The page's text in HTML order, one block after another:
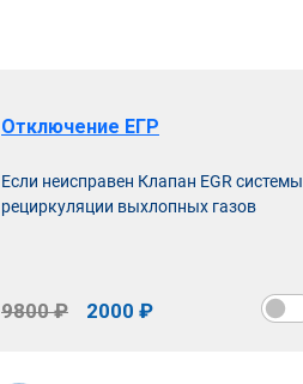
Отключение ЕГР
Если неисправен Клапан EGR системы
рециркуляции выхлопных газов
9800 ₽ 2000 ₽